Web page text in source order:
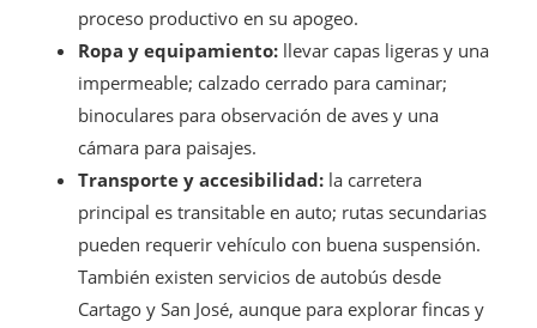
proceso productivo en su apogeo.
Ropa y equipamiento: llevar capas ligeras y una
impermeable; calzado cerrado para caminar;
binoculares para observación de aves y una
cámara para paisajes.
Transporte y accesibilidad: la carretera
principal es transitable en auto; rutas secundarias
pueden requerir vehículo con buena suspensión.
También existen servicios de autobús desde
Cartago y San José, aunque para explorar fincas y